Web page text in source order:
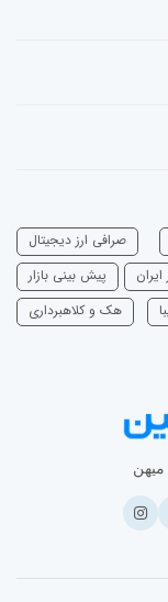
صرافی ارز دیجیتال
ایران
پیش بینی بازار
هک و کلاهبرداری